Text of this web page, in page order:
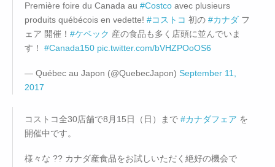
Première foire du Canada au #Costco avec plusieurs
produits québécois en vedette! #コストコ 初の #カナダ フ
ェア 開催！ #ケベック 産の食品も多く店頭に並んでいま
す！ #Canada150 pic.twitter.com/bVHZPOoOS6
— Québec au Japon (@QuebecJapon) September 11,
2017
コストコ全30店舗で8月15日（日）まで #カナダフェア を
開催中です。
様々な ?? カナダ産食品をお試しいただく絶好の機会で